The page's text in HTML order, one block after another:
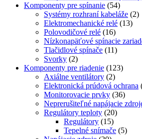
Komponenty pre spínanie (54)
Systémy rozhraní kabeláže (2)
Elektromechanické relé (13)
Polovodičové relé (16)
Nízkonapäťové spínacie
Tlačidlové spínače (11)
Svorky (2)
Komponenty pre riadenie (123)
Axiálne ventilátory (2)
Elektronická prúdová ochrana
Monitorovacie prvky (36)
Neprerušiteľné napájacie
Regulátory teploty (20)
Regulátory (15)
Tepelné snímače (5)